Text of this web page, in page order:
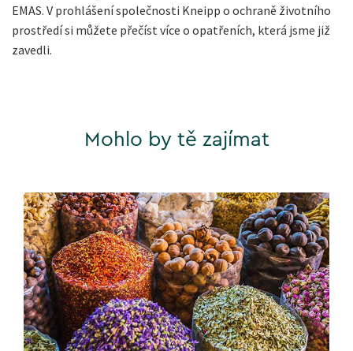
EMAS. V prohlášení společnosti Kneipp o ochraně životního
prostředí si můžete přečíst více o opatřeních, která jsme již
zavedli.
Mohlo by tě zajímat